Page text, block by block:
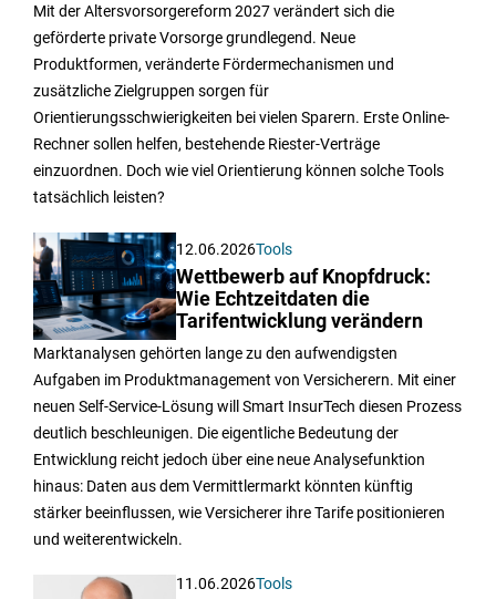
Mit der Altersvorsorgereform 2027 verändert sich die
geförderte private Vorsorge grundlegend. Neue
Produktformen, veränderte Fördermechanismen und
zusätzliche Zielgruppen sorgen für
Orientierungsschwierigkeiten bei vielen Sparern. Erste Online-
Rechner sollen helfen, bestehende Riester-Verträge
einzuordnen. Doch wie viel Orientierung können solche Tools
tatsächlich leisten?
12.06.2026Tools
Wettbewerb auf Knopfdruck:
Wie Echtzeitdaten die
Tarifentwicklung verändern
Marktanalysen gehörten lange zu den aufwendigsten
Aufgaben im Produktmanagement von Versicherern. Mit einer
neuen Self-Service-Lösung will Smart InsurTech diesen Prozess
deutlich beschleunigen. Die eigentliche Bedeutung der
Entwicklung reicht jedoch über eine neue Analysefunktion
hinaus: Daten aus dem Vermittlermarkt könnten künftig
stärker beeinflussen, wie Versicherer ihre Tarife positionieren
und weiterentwickeln.
11.06.2026Tools